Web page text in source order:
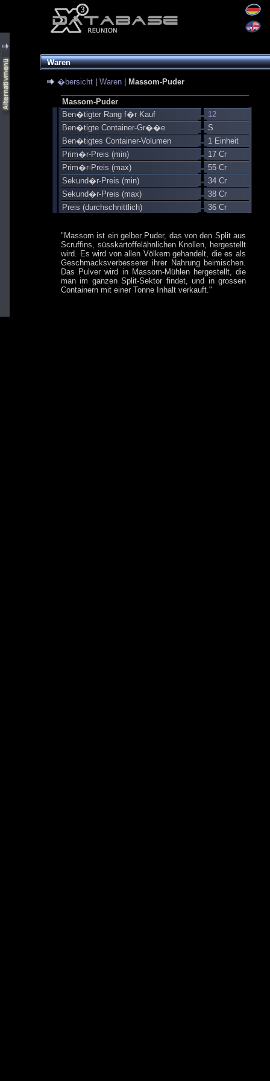
Waren
�bersicht Waren Massom-Puder
Massom-Puder
Ben�tigter Rang f�r Kauf
12
Ben�tigte Container-Gr��e
S
Ben�tigtes Container-Volumen
1 Einheit
Prim�r-Preis (min)
17 Cr
Prim�r-Preis (max)
55 Cr
Sekund�r-Preis (min)
34 Cr
Sekund�r-Preis (max)
38 Cr
Preis (durchschnittlich)
36 Cr
"Massom ist ein gelber Puder, das von den Split aus
Scruffins, süsskartoffelähnlichen Knollen, hergestellt
wird. Es wird von allen Völkern gehandelt, die es als
Geschmacksverbesserer ihrer Nahrung beimischen.
Das Pulver wird in Massom-Mühlen hergestellt, die
man im ganzen Split-Sektor findet, und in grossen
Containern mit einer Tonne Inhalt verkauft."